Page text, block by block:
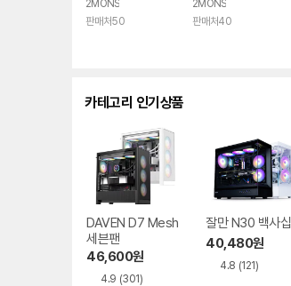
2MONS
판매처50
2MONS
판매처40
카테고리 인기상품
DAVEN D7 Mesh
세븐팬
46,600원
4.9 (301)
잘만 N30 백사십
40,480원
4.8 (121)